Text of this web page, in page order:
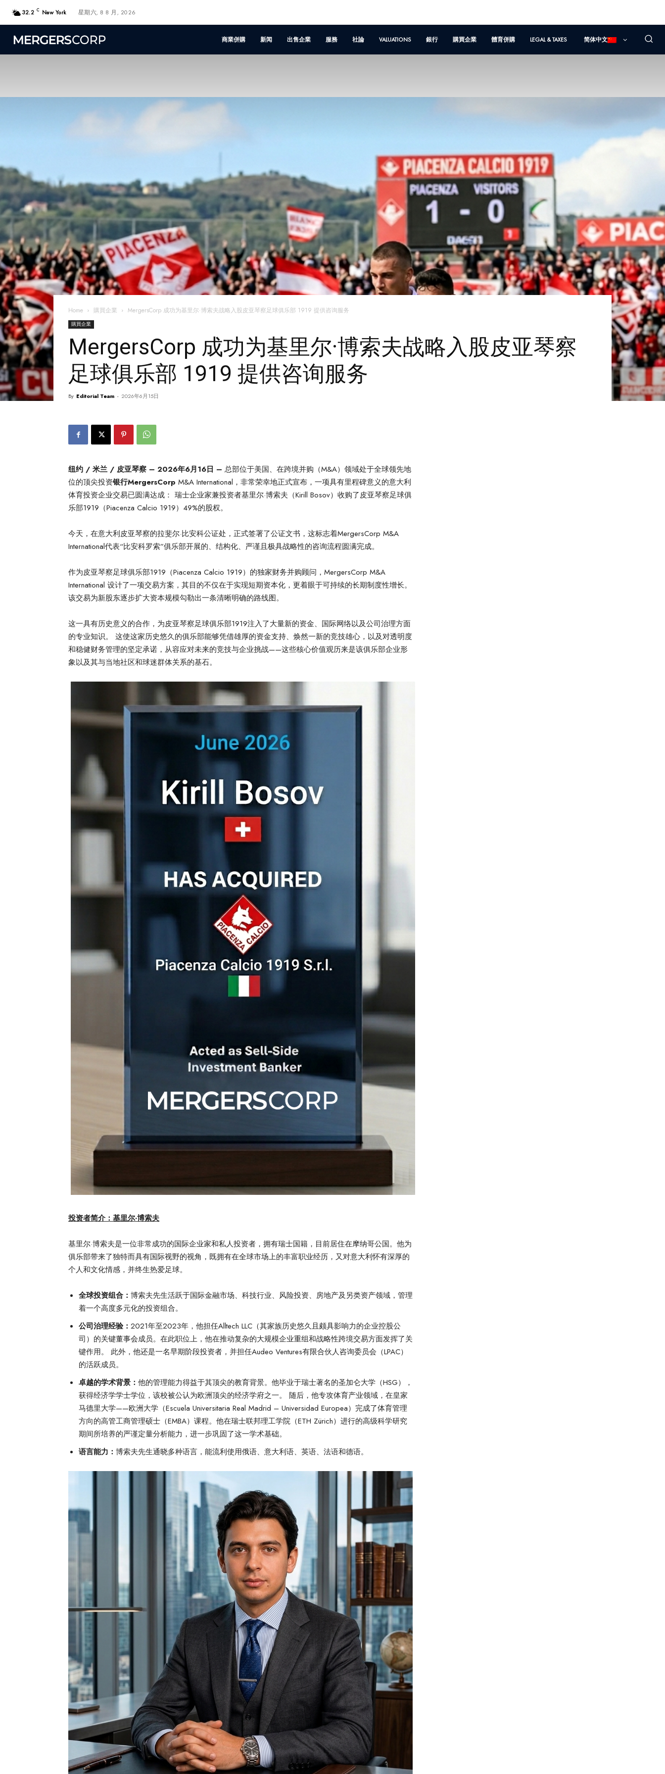
32.2 C New York 星期六, 8 8 月, 2026
商業併購 新闻 出售企業 服務 社論 VALUATIONS 銀行 購買企業 體育併購 LEGAL & TAXES 简体中文
Home 購買企業 MergersCorp 成功为基里尔·博索夫战略入股皮亚琴察足球俱乐部 1919 提供咨询服务
購買企業
MergersCorp 成功为基里尔·博索夫战略入股皮亚琴察
足球俱乐部 1919 提供咨询服务
By Editorial Team - 2026年6月15日
纽约 / 米兰 / 皮亚琴察 – 2026年6月16日 – 总部位于美国、在跨境并购（M&A）领域处于全球领先地
位的顶尖投资银行MergersCorp M&A International，非常荣幸地正式宣布，一项具有里程碑意义的意大利
体育投资企业交易已圆满达成： 瑞士企业家兼投资者基里尔·博索夫（Kirill Bosov）收购了皮亚琴察足球俱
乐部1919（Piacenza Calcio 1919）49%的股权。
今天，在意大利皮亚琴察的拉斐尔·比安科公证处，正式签署了公证文书，这标志着MergersCorp M&A
International代表“比安科罗索”俱乐部开展的、结构化、严谨且极具战略性的咨询流程圆满完成。
作为皮亚琴察足球俱乐部1919（Piacenza Calcio 1919）的独家财务并购顾问，MergersCorp M&A
International 设计了一项交易方案，其目的不仅在于实现短期资本化，更着眼于可持续的长期制度性增长。
该交易为新股东逐步扩大资本规模勾勒出一条清晰明确的路线图。
这一具有历史意义的合作，为皮亚琴察足球俱乐部1919注入了大量新的资金、国际网络以及公司治理方面
的专业知识。 这使这家历史悠久的俱乐部能够凭借雄厚的资金支持、焕然一新的竞技雄心，以及对透明度
和稳健财务管理的坚定承诺，从容应对未来的竞技与企业挑战——这些核心价值观历来是该俱乐部企业形
象以及其与当地社区和球迷群体关系的基石。
投资者简介：基里尔·博索夫
基里尔·博索夫是一位非常成功的国际企业家和私人投资者，拥有瑞士国籍，目前居住在摩纳哥公国。他为
俱乐部带来了独特而具有国际视野的视角，既拥有在全球市场上的丰富职业经历，又对意大利怀有深厚的
个人和文化情感，并终生热爱足球。
全球投资组合： 博索夫先生活跃于国际金融市场、科技行业、风险投资、房地产及另类资产领域，管理
着一个高度多元化的投资组合。
公司治理经验： 2021年至2023年，他担任Alltech LLC（其家族历史悠久且颇具影响力的企业控股公
司）的关键董事会成员。在此职位上，他在推动复杂的大规模企业重组和战略性跨境交易方面发挥了关
键作用。 此外，他还是一名早期阶段投资者，并担任Audeo Ventures有限合伙人咨询委员会（LPAC）
的活跃成员。
卓越的学术背景： 他的管理能力得益于其顶尖的教育背景。他毕业于瑞士著名的圣加仑大学（HSG），
获得经济学学士学位，该校被公认为欧洲顶尖的经济学府之一。 随后，他专攻体育产业领域，在皇家
马德里大学——欧洲大学（Escuela Universitaria Real Madrid – Universidad Europea）完成了体育管理
方向的高管工商管理硕士（EMBA）课程。他在瑞士联邦理工学院（ETH Zürich）进行的高级科学研究
期间所培养的严谨定量分析能力，进一步巩固了这一学术基础。
语言能力： 博索夫先生通晓多种语言，能流利使用俄语、意大利语、英语、法语和德语。